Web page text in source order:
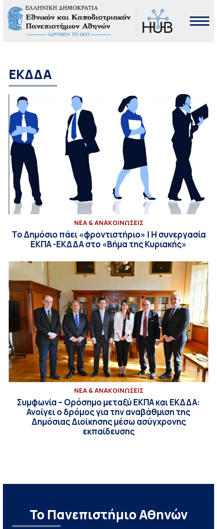
ΕΚΔΔΑ
ΝΕΑ & ΑΝΑΚΟΙΝΩΣΕΙΣ
Το Δημόσιο πάει «φροντιστήριο» | Η συνεργασία
ΕΚΠΑ -ΕΚΔΔΑ στο «Βήμα της Κυριακής»
ΝΕΑ & ΑΝΑΚΟΙΝΩΣΕΙΣ
Συμφωνία – Ορόσημο μεταξύ ΕΚΠΑ και ΕΚΔΔΑ:
Ανοίγει ο δρόμος για την αναβάθμιση της
Δημόσιας Διοίκησης μέσω ασύγχρονης
εκπαίδευσης
Το Πανεπιστήμιο Αθηνών